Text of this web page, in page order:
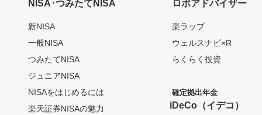
NISA･つみたてNISA
新NISA
一般NISA
つみたてNISA
ジュニアNISA
NISAをはじめるには
楽天証券NISAの魅力
ロボアドバイザー
楽ラップ
ウェルスナビ×R
らくらく投資
確定拠出年金
iDeCo（イデコ）